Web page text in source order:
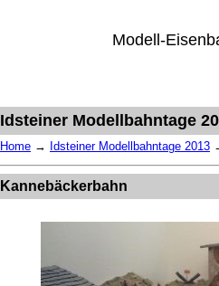
Modell-
Idsteiner Modellbahntage
Home → Idsteiner Modellbahntage 2013
Kannebäckerbahn